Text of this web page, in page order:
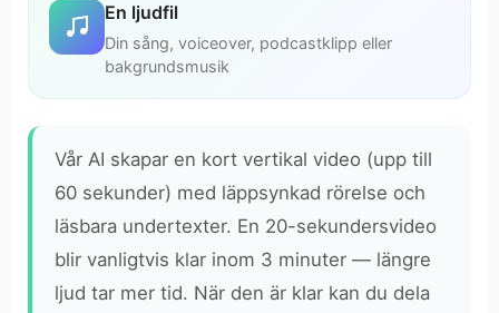
En ljudfil
Din sång, voiceover, podcastklipp eller
bakgrundsmusik
Vår AI skapar en kort vertikal video (upp till
60 sekunder) med läppsynkad rörelse och
läsbara undertexter. En 20-sekundersvideo
blir vanligtvis klar inom 3 minuter — längre
ljud tar mer tid. När den är klar kan du dela